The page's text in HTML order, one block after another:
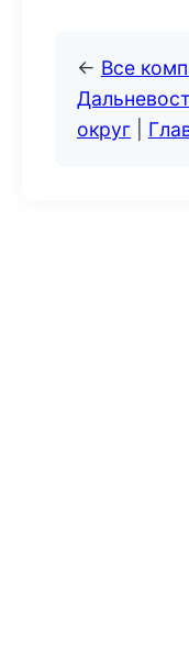
← Все
округ